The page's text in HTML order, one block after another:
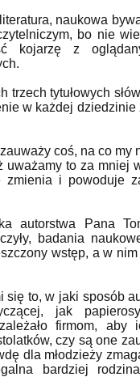
naukowa
bo nie
kojarzę z
trzech tytułowych
w każdej
coś, na co
uważamy to za mniej
i powoduje
autorstwa Pana
badania
wstęp, a w
się to, w jaki sposób
jak
firmom, aby
czy są one
dla młodzieży
bardziej